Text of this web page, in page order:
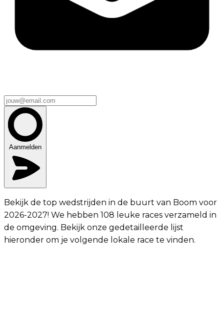
Aanmelden
Bekijk de top wedstrijden in de buurt van Boom voor
2026-2027! We hebben 108 leuke races verzameld in
de omgeving. Bekijk onze gedetailleerde lijst
hieronder om je volgende lokale race te vinden.